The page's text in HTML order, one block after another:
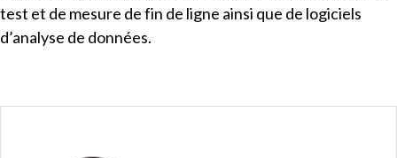
test et de mesure de fin de ligne ainsi que de logiciels
d’analyse de données.